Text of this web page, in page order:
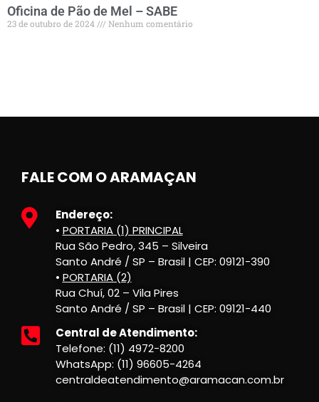
Oficina de Pão de Mel – SABE
23 de outubro de 2024 Nenhum comentário
FALE COM O ARAMAÇAN
Endereço:
• PORTARIA (1) PRINCIPAL
Rua São Pedro, 345 – Silveira
Santo André / SP – Brasil | CEP: 09121-390
• PORTARIA (2)
Rua Chuí, 02 – Vila Pires
Santo André / SP – Brasil | CEP: 09121-440
Central de Atendimento:
Telefone: (11) 4972-8200
WhatsApp: (11) 96605-4264
centraldeatendimento@aramacan.com.br